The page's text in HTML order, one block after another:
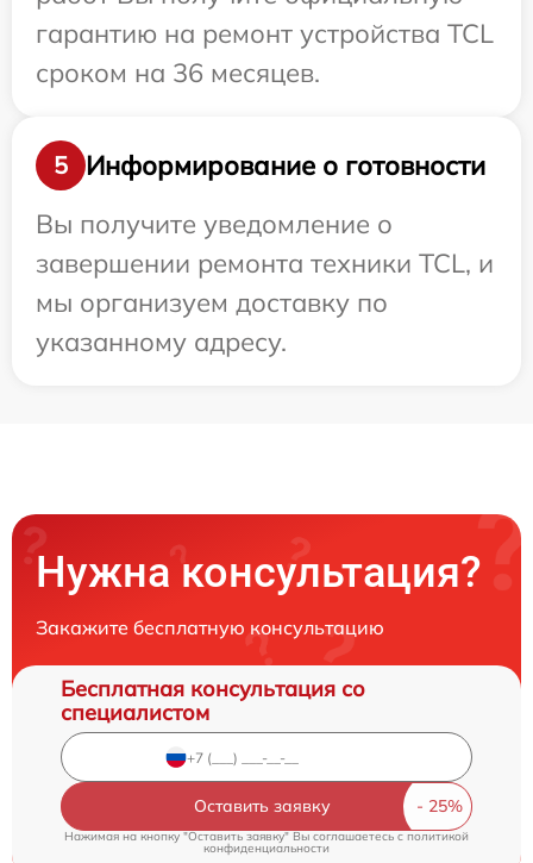
гарантию на ремонт устройства TCL
сроком на 36 месяцев.
5
Информирование о готовности
Вы получите уведомление о
завершении ремонта техники TCL, и
мы организуем доставку по
указанному адресу.
Нужна консультация?
Закажите бесплатную консультацию
Бесплатная консультация со
специалистом
Оставить заявку
Нажимая на кнопку "Оставить заявку" Вы соглашаетесь c политикой
конфиденциальности